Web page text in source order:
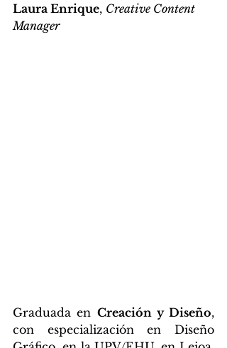
Laura Enrique, Creative Content
Manager
Graduada en Creación y Diseño,
con especialización en Diseño